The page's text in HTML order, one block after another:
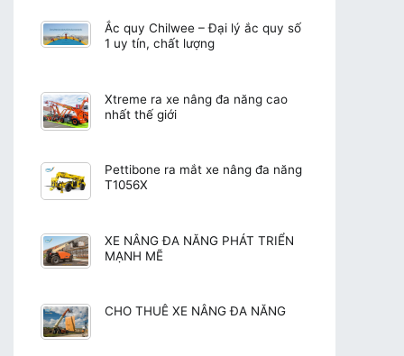
Ắc quy Chilwee – Đại lý ắc quy số
1 uy tín, chất lượng
Xtreme ra xe nâng đa năng cao
nhất thế giới
Pettibone ra mắt xe nâng đa năng
T1056X
XE NÂNG ĐA NĂNG PHÁT TRIỂN
MẠNH MẼ
CHO THUÊ XE NÂNG ĐA NĂNG